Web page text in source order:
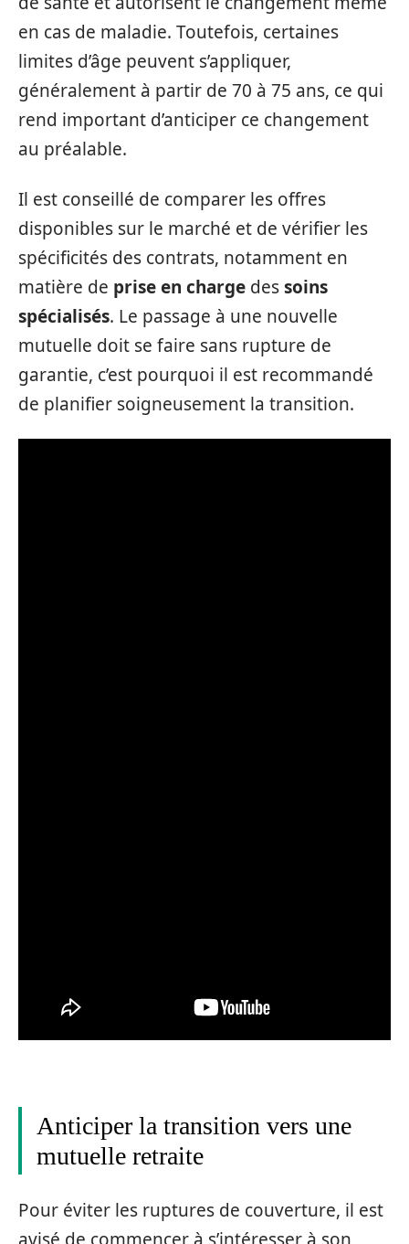
en cas de maladie. Toutefois, certaines
limites d’âge peuvent s’appliquer,
généralement à partir de 70 à 75 ans, ce qui
rend important d’anticiper ce changement
au préalable.
Il est conseillé de comparer les offres
disponibles sur le marché et de vérifier les
spécificités des contrats, notamment en
matière de prise en charge dessoins
spécialisés. Le passage à une nouvelle
mutuelle doit se faire sans rupture de
garantie, c’est pourquoi il est recommandé
de planifier soigneusement la transition.
Anticiper la transition vers une
mutuelle retraite
Pour éviter les ruptures de couverture, il est
avisé de commencer à s’intéresser à son